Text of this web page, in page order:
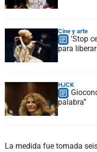
Cine y arte
'Stop
para
HJCK
palabra”
La medida fue tomada